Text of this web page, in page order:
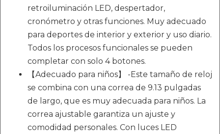
retroiluminación LED, despertador,
cronómetro y otras funciones. Muy adecuado
para deportes de interior y exterior y uso diario.
Todos los procesos funcionales se pueden
completar con solo 4 botones.
【Adecuado para niños】 -Este tamaño de reloj
se combina con una correa de 9.13 pulgadas
de largo, que es muy adecuada para niños. La
correa ajustable garantiza un ajuste y
comodidad personales. Con luces LED